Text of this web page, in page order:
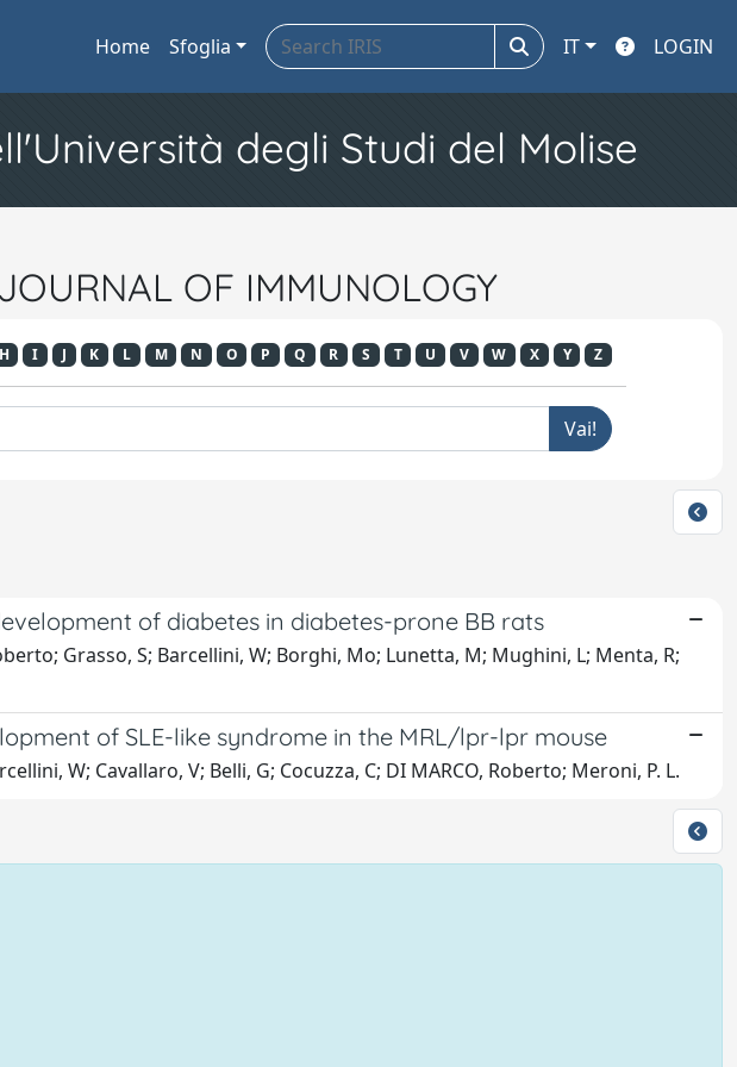
Home Sfoglia IT LOGIN
degli Studi del Molise
OF IMMUNOLOGY
H I J K L M N O P Q R S T U V W X Y Z
of diabetes in diabetes-prone BB rats
Grasso, S; Barcellini, W; Borghi, Mo; Lunetta, M; Mughini, L; Menta, R;
of SLE-like syndrome in the MRL/lpr-lpr mouse
W; Cavallaro, V; Belli, G; Cocuzza, C; DI MARCO, Roberto; Meroni, P. L.